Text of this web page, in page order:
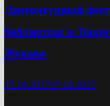
Литературный
библиотеке и
Жукова
27.10.201727.10.2017